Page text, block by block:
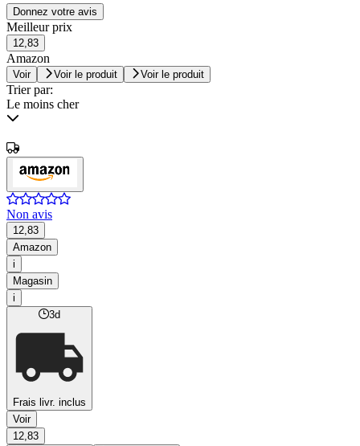
Donnez votre avis
Meilleur prix
12,83
Amazon
Voir Voir le produit Voir le produit
Trier par:
Le moins cher
Non avis
12,83
Amazon
i
Magasin
i
3d
Frais livr. inclus
Voir
12,83